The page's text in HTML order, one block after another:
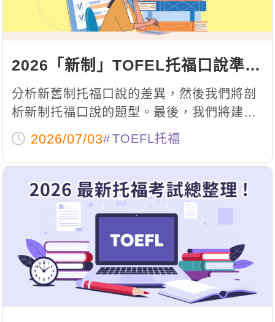
GEPT 全民英檢課程
英文聽力養成
旅遊英文
基礎字彙
英文寫作
TED Talks
CNN聽力強化
新聞英文
主題課程
ECAM
Let's Talk
線上真人
日語
西班牙語
外語即時通
企業訓練
點讀筆教材
數位學習教材
英文能力測驗
學員讚出來
企業服務
Recruiting
2026「新制」TOFEL托福口說準備
攻略：新制題型、準備方法與技巧
總整理！
分析新舊制托福口說的差異，然後我們將剖
析新制托福口說的題型。最後，我們將建議
學員如何開始培養新制托福口說的口說技
巧。
2026/07/03 TOEFL托福